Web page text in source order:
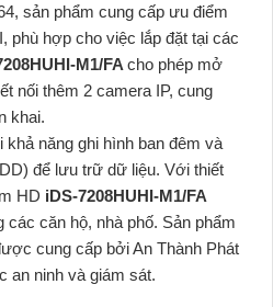
sản phẩm cung cấp ưu điểm
phù hợp cho việc lắp đặt tại các
M1/FA cho phép mở
nối thêm 2 camera IP, cung
khai.
năng ghi hình ban đêm và
để lưu trữ dữ liệu. Với thiết
HD iDS-7208HUHI-M1/FA
căn hộ, nhà phố. Sản phẩm
cung cấp bởi An Thành Phát
an ninh và giám sát.